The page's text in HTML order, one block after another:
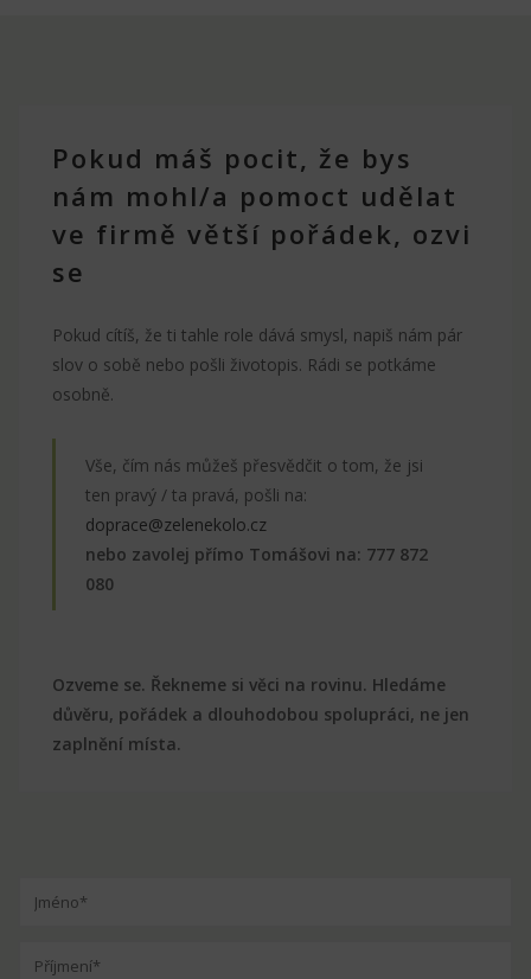
Pokud máš pocit, že bys
nám mohl/a pomoct udělat
ve firmě větší pořádek, ozvi
se
Pokud cítíš, že ti tahle role dává smysl, napiš nám pár
slov o sobě nebo pošli životopis. Rádi se potkáme
osobně.
Vše, čím nás můžeš přesvědčit o tom, že jsi
ten pravý / ta pravá, pošli na:
doprace@zelenekolo.cz
nebo zavolej přímo Tomášovi na: 777 872
080
Ozveme se. Řekneme si věci na rovinu. Hledáme
důvěru, pořádek a dlouhodobou spolupráci, ne jen
zaplnění místa.